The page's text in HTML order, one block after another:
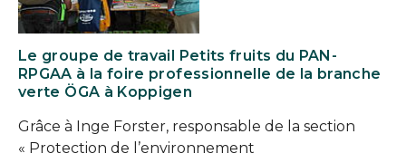
Le groupe de travail Petits fruits du PAN-
RPGAA à la foire professionnelle de la branche
verte ÖGA à Koppigen
Grâce à Inge Forster, responsable de la section
« Protection de l’environnement